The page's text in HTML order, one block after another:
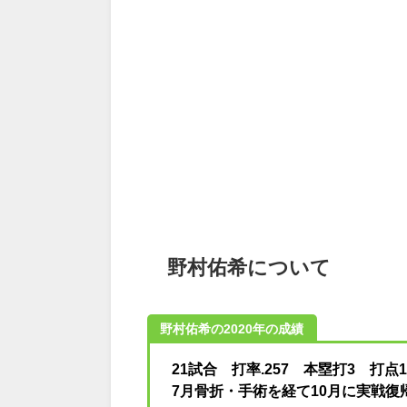
野村佑希について
野村佑希の2020年の成績
21試合 打率.257 本塁打3 打点
7月骨折・手術を経て10月に実戦復